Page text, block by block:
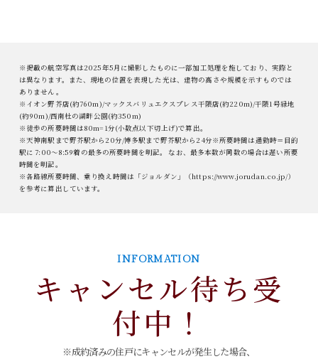
※掲載の航空写真は2025年5月に撮影したものに一部加工処理を施しており、実際と
は異なります。また、現地の位置を表現した光は、建物の高さや規模を示すものでは
ありません。
※イオン野芥店(約760m)/マックスバリュエクスプレス干隈店(約220m)/干隈1号緑地
(約90m)/西南杜の湖畔公園(約350m)
※徒歩の所要時間は80m=1分(小数点以下切上げ)で算出。
※天神南駅まで野芥駅から20分/博多駅まで野芥駅から24分※所要時間は通勤時＝目的
駅に 7:00～8:59着の最多の所要時間を明記。 なお、最多本数が同数の場合は遅い所要
時間を明記。
※各路線所要時間、乗り換え時間は「ジョルダン」（https://www.jorudan.co.jp/）
を参考に算出しています。
INFORMATION
キャンセル待ち受
付中！
※成約済みの住戸にキャンセルが発生した場合、